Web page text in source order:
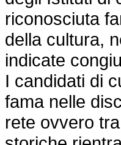
riconosciuta
della cultura,
indicate
I candidati di
fama nelle
rete ovvero